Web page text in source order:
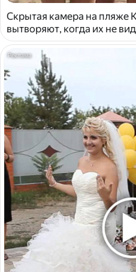
Скрытая камера на пляже
вытворяют, когда их не